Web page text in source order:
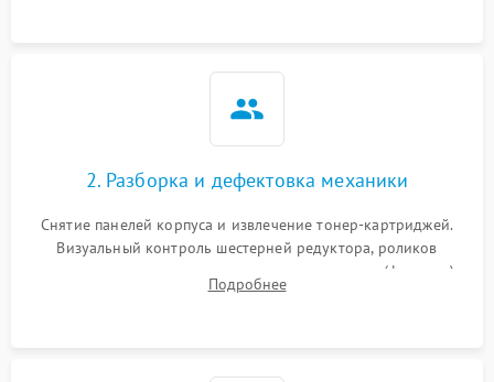
2. Разборка и дефектовка механики
Снятие панелей корпуса и извлечение тонер-картриджей.
Визуальный контроль шестерней редуктора, роликов
захвата, термопленки и прижимного вала в печи (фьюзере).
Проверка оптики сканера на загрязнения.
Подробнее